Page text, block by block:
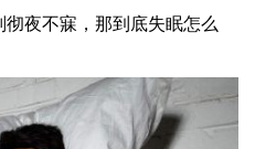
夜不寐，那到底失眠怎么